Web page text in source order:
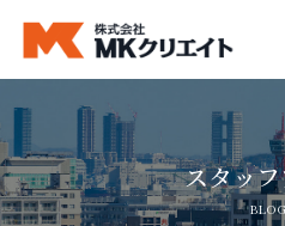
ホーム
MKクリエイトのワンストップ自社
スタッ
BLOG